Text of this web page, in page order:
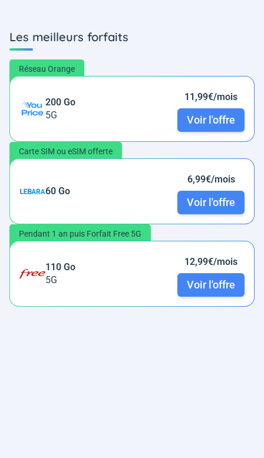
Les meilleurs forfaits
Réseau Orange
200 Go
5G
11,99€/mois
Voir l'offre
Carte SIM ou eSIM offerte
60 Go
6,99€/mois
Voir l'offre
Pendant 1 an puis Forfait Free 5G
110 Go
5G
12,99€/mois
Voir l'offre